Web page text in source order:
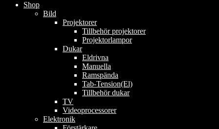
Shop
Bild
Projektorer
Tillbehör projektorer
Projektorlampor
Dukar
Eldrivna
Manuella
Ramspända
Tab-Tension(El)
Tillbehör dukar
TV
Videoprocessorer
Elektronik